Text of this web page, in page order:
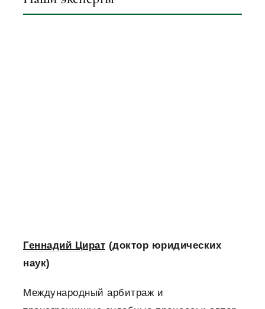
Геннадий Цират (доктор юридических
наук)
Международный арбитраж и